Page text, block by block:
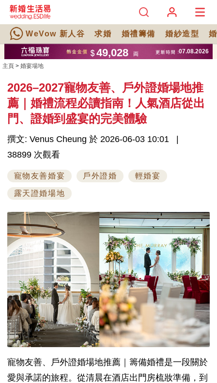
WeVow 新人谷 求婚 婚禮籌備 婚紗造型
主頁 > 婚宴場地
2026–2027寵物友善、戶外證婚場地推
薦｜婚禮流程必讀指南！人氣酒店從出
門、證婚到盛宴的完美體驗
撰文: Venus Cheung 於 2026-06-03 10:01
38899 次觀看
寵物友善婚宴 戶外證婚
輕婚宴
露天證婚場地
寵物友善、戶外證婚場地推薦｜籌備婚禮是一段關於
愛與承諾的旅程。從清晨在酒店出門房梳妝準備，到